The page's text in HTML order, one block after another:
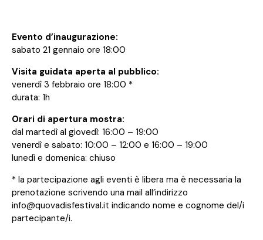
Evento d’inaugurazione:
sabato 21 gennaio ore 18:00
Visita guidata aperta al pubblico:
venerdì 3 febbraio ore 18:00 *
durata: 1h
Orari di apertura mostra:
dal martedì al giovedì: 16:00 – 19:00
venerdì e sabato: 10:00 – 12:00 e 16:00 – 19:00
lunedì e domenica: chiuso
* la partecipazione agli eventi è libera ma è necessaria la
prenotazione scrivendo una mail all’indirizzo
info@quovadisfestival.it indicando nome e cognome del/i
partecipante/i.